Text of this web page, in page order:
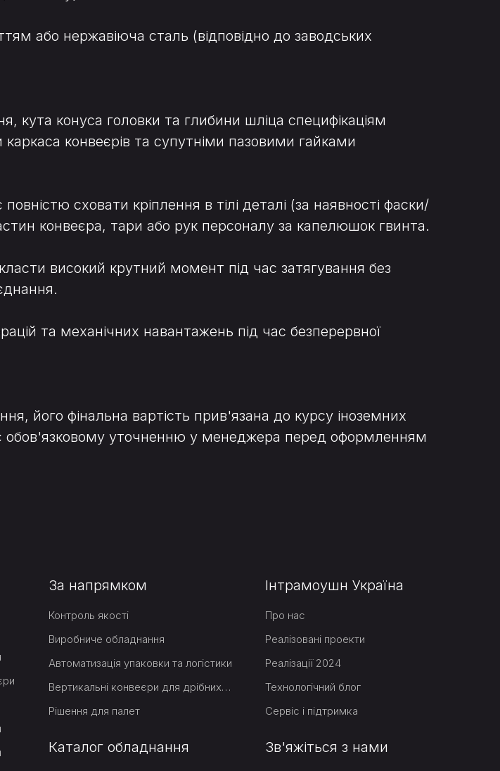
або нержавіюча сталь (відповідно до заводських
кута конуса головки та глибини шліца специфікаціям
конвеєрів та супутніми пазовими гайками
сховати кріплення в тілі деталі (за наявності фаски/
конвеєра, тари або рук персоналу за капелюшок гвинта.
високий крутний момент під час затягування без
та механічних навантажень під час безперервної
його фінальна вартість прив'язана до курсу іноземних
обов'язковому уточненню у менеджера перед оформленням
За напрямком
Контроль якості
Виробниче обладнання
Автоматизація упаковки та логістики
Вертикальні конвеєри для дрібних товарів
Рішення для палет
Каталог обладнання
Інтрамоушн Україна
Про нас
Реалізовані проекти
Реалізації 2024
Технологічний блог
Сервіс і підтримка
Зв'яжіться з нами